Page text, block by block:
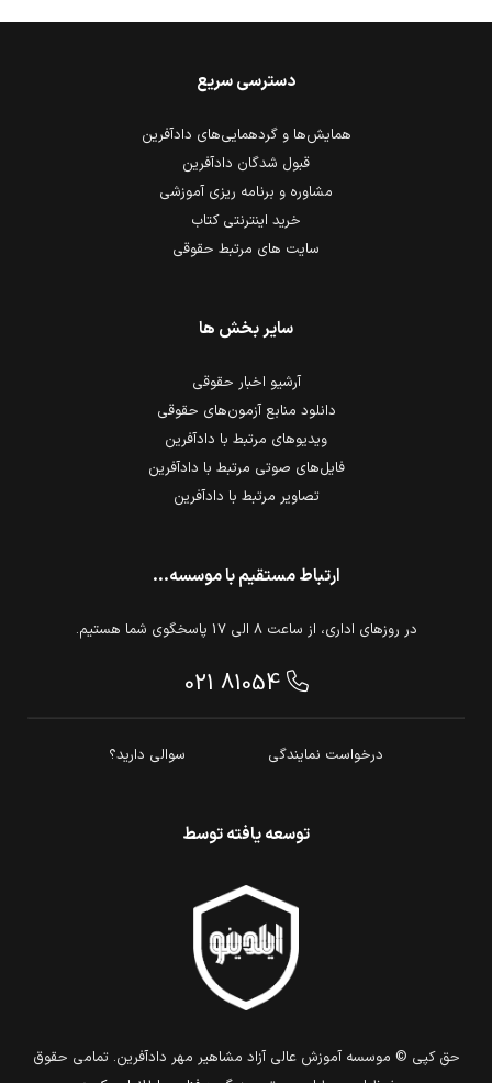
ارتباط مستقیم با موسسه...
در روزهای اداری، از ساعت 8 الی 17 پاسخگوی شما هستیم.
021 81054
درخواست نمایندگی سوالی دارید؟
دسترسی سریع
همایش‌ها و گردهمایی‌های دادآفرین
قبول شدگان دادآفرین
مشاوره و برنامه ریزی آموزشی
خرید اینترنتی کتاب
سایت های مرتبط حقوقی
سایر بخش ها
آرشیو اخبار حقوقی
دانلود منابع آزمون‌های حقوقی
ویدیوهای مرتبط با دادآفرین
فایل‌های صوتی مرتبط با دادآفرین
تصاویر مرتبط با دادآفرین
توسعه یافته توسط
حق كپي © موسسه آموزش عالی آزاد مشاهیر مهر دادآفرین. تمامي حقوق